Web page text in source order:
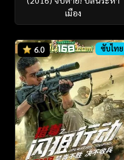
เมือง
6.0 ซับไทย